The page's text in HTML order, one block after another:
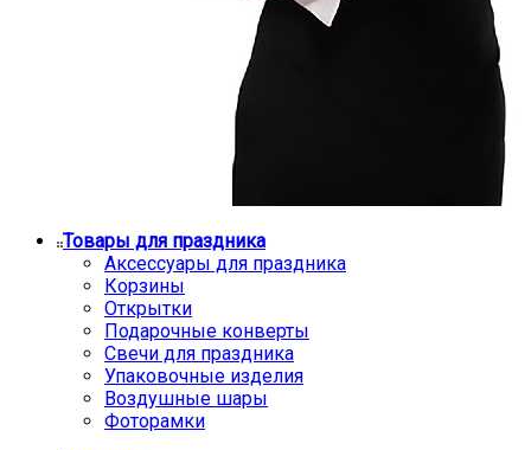
Товары для праздника
Аксессуары для праздника
Корзины
Открытки
Подарочные конверты
Свечи для праздника
Упаковочные изделия
Воздушные шары
Фоторамки